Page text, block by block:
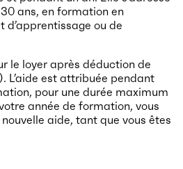
ans, en formation en
ou de
le loyer après déduction de
L’aide est attribuée pendant
pour une durée maximum
année de formation, vous
aide, tant que vous êtes